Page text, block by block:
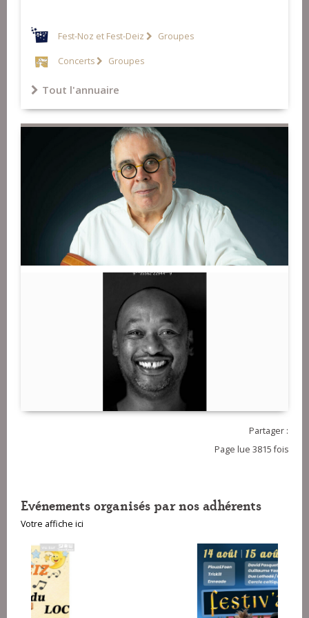
Fest-Noz et Fest-Deiz Groupes
Concerts Groupes
Tout l'annuaire
Partager :
Page lue 3815 fois
Evénements organisés par nos adhérents
Votre affiche ici